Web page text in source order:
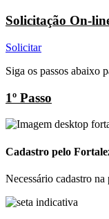
Solicitação On-
Solicitar
Siga os passos abaixo
1º Passo
Cadastro pelo
Necessário cadastro